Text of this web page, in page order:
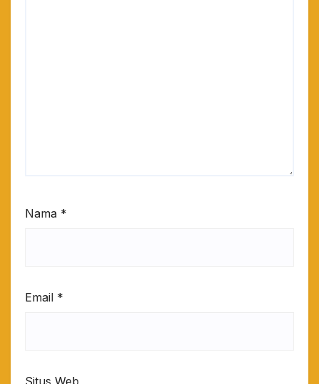
Nama *
Email *